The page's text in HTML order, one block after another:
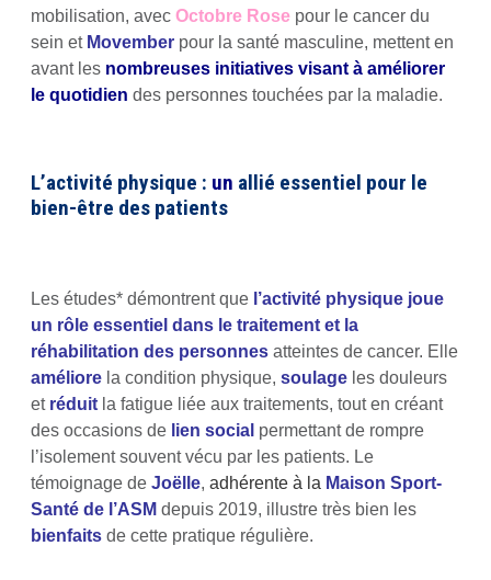
mobilisation, avec Octobre Rose pour le cancer du
sein et Movember pour la santé masculine, mettent en
avant les nombreuses initiatives visant à améliorer
le quotidien des personnes touchées par la maladie.
L’activité physique : un allié essentiel pour le
bien-être des patients
Les études* démontrent que l’activité physique joue
un rôle essentiel dans le traitement et la
réhabilitation des personnes atteintes de cancer. Elle
améliore la condition physique, soulage les douleurs
et réduit la fatigue liée aux traitements, tout en créant
des occasions de lien social permettant de rompre
l’isolement souvent vécu par les patients. Le
témoignage de Joëlle, adhérente à la Maison Sport-
Santé de l’ASM depuis 2019, illustre très bien les
bienfaits de cette pratique régulière.